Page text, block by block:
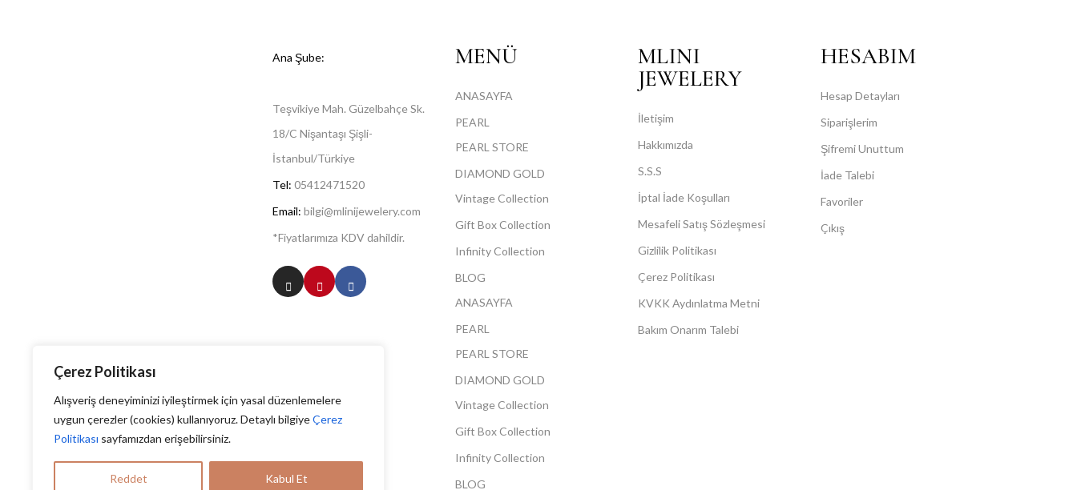
Çerez Politikası
Alışveriş deneyiminizi iyileştirmek için yasal düzenlemelere
uygun çerezler (cookies) kullanıyoruz. Detaylı bilgiyeÇerez
Politikası sayfamızdan erişebilirsiniz.
Reddet Kabul Et
Ana Şube:
Teşvikiye Mah. Güzelbahçe Sk.
18/C Nişantaşı Şişli-
İstanbul/Türkiye
Tel: 05412471520
Email: bilgi@mlinijewelery.com
*Fiyatlarımıza KDV dahildir.
MENÜ
ANASAYFA
PEARL
PEARL STORE
DIAMOND GOLD
Vintage Collection
Gift Box Collection
Infinity Collection
BLOG
ANASAYFA
PEARL
PEARL STORE
DIAMOND GOLD
Vintage Collection
Gift Box Collection
Infinity Collection
BLOG
MLINI
JEWELERY
İletişim
Hakkımızda
S.S.S
İptal İade Koşulları
Mesafeli Satış Sözleşmesi
Gizlilik Politikası
Çerez Politikası
KVKK Aydınlatma Metni
Bakım Onarım Talebi
HESABIM
Hesap Detayları
Siparişlerim
Şifremi Unuttum
İade Talebi
Favoriler
Çıkış